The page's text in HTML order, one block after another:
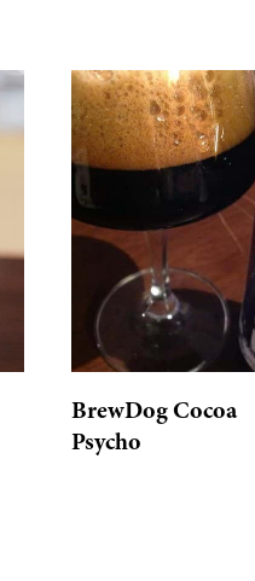
BrewDog Cocoa
Psycho